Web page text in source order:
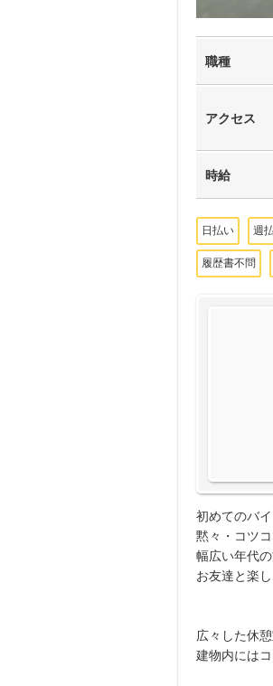
職種
アクセス
時給
日払い 週
履歴書不問
初めてのバ
黙々・コツ
幅広い年代
お友達と楽
広々した休
建物内には